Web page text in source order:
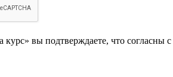
вы подтверждаете, что согласны с